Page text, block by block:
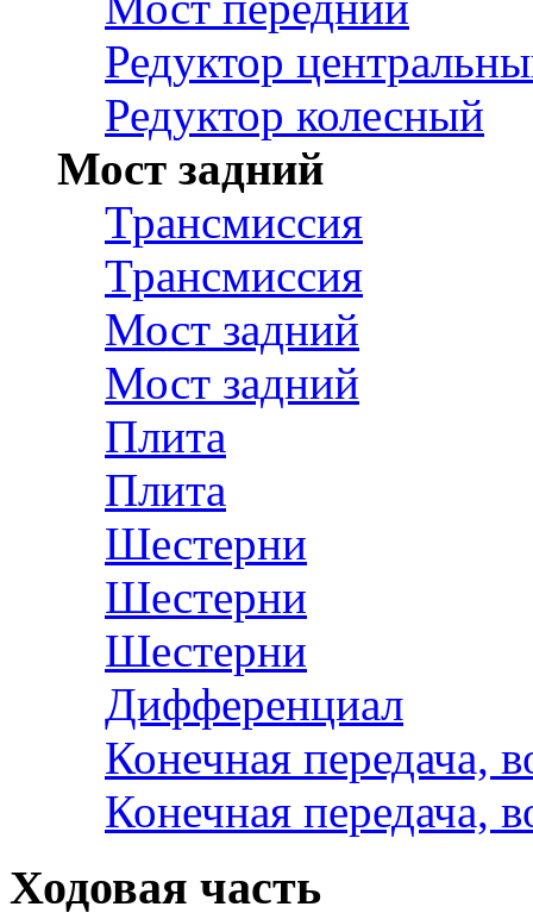
Редуктор
Редуктор колесный
Мост задний
Трансмиссия
Трансмиссия
Мост задний
Мост задний
Плита
Плита
Шестерни
Шестерни
Шестерни
Дифференциал
Конечная передача,
Конечная передача,
Ходовая часть